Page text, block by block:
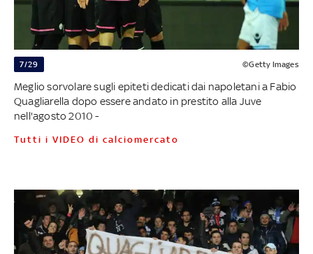
7/29 ©Getty Images
Meglio sorvolare sugli epiteti dedicati dai napoletani a Fabio
Quagliarella dopo essere andato in prestito alla Juve
nell'agosto 2010 -
Tutti i VIDEO di calciomercato